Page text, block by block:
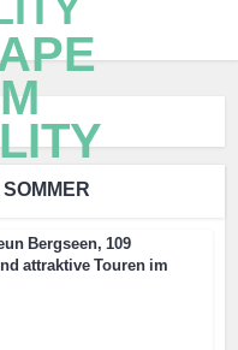
Bergseen, 109
attraktive Touren im